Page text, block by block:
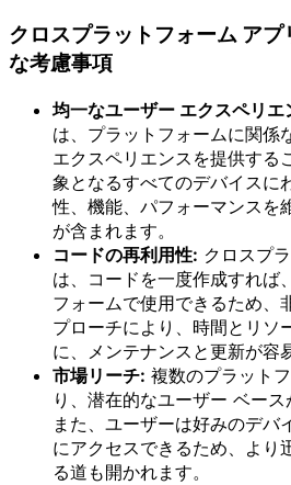
クロスプラットフォーム ア
な考慮事項
均一なユーザー エクスペリエ
は、プラットフォームに関係
エクスペリエンスを提供する
象となるすべてのデバイスに
性、機能、パフォーマンスを
が含まれます。
コードの再利用性: クロスプ
は、コードを一度作成すれば
フォームで使用できるため、
プローチにより、時間とリソ
に、メンテナンスと更新が容
市場リーチ: 複数のプラット
り、潜在的なユーザー ベース
また、ユーザーは好みのデバ
にアクセスできるため、より
る道も開かれます。